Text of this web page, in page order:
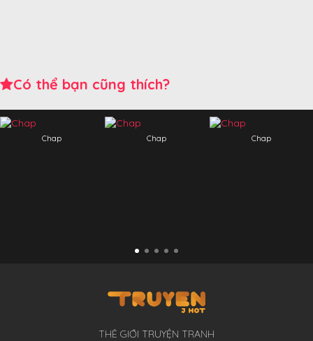
Có thể bạn cũng thích?
THÊ GIỚI TRUYỆN TRANH